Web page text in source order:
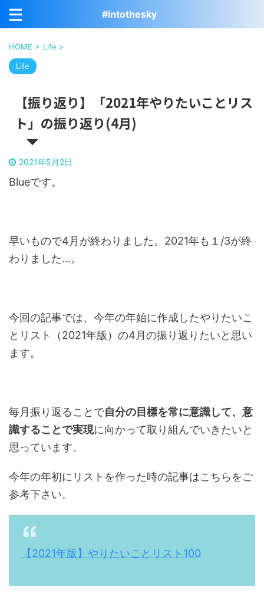
#intothesky
HOME > Life >
Life
【振り返り】「2021年やりたいことリス
ト」の振り返り(4月)
2021年5月2日
Blueです。
早いもので4月が終わりました。2021年も１/3が終
わりました…。
今回の記事では、今年の年始に作成したやりたいこ
とリスト（2021年版）の4月の振り返りたいと思い
ます。
毎月振り返ることで自分の目標を常に意識して、意
識することで実現に向かって取り組んでいきたいと
思っています。
今年の年初にリストを作った時の記事はこちらをご
参考下さい。
【2021年版】やりたいことリスト100